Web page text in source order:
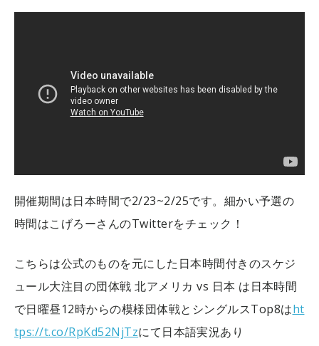
開催期間は日本時間で2/23~2/25です。細かい予選の
時間はこげろーさんのTwitterをチェック！
こちらは公式のものを元にした日本時間付きのスケジ
ュール大注目の団体戦 北アメリカ vs 日本 は日本時間
で日曜昼12時からの模様団体戦とシングルスTop8はht
tps://t.co/RpKd52NjTzにて日本語実況あり